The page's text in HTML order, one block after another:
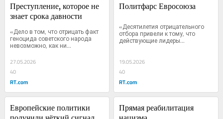
Преступление, которое не
знает срока давности
«Дело в том, что отрицать факт
геноцида советского народа
невозможно, как ни...
27.05.2026
40
RT.com
Политфарс Евросоюза
«Десятилетия отрицательного
отбора привели к тому, что
действующие лидеры...
19.05.2026
40
RT.com
Европейские политики
Прямая реабилитация